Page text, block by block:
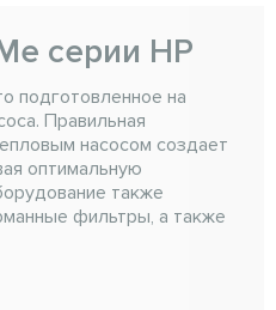
серии HP
подготовленное на
Правильная
насосом создает
оптимальную
также
фильтры, а также